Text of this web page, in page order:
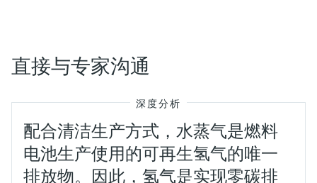
直接与专家沟通
深度分析
配合清洁生产方式，水蒸气是燃料
电池生产使用的可再生氢气的唯一
排放物。因此，氢气是实现零碳排